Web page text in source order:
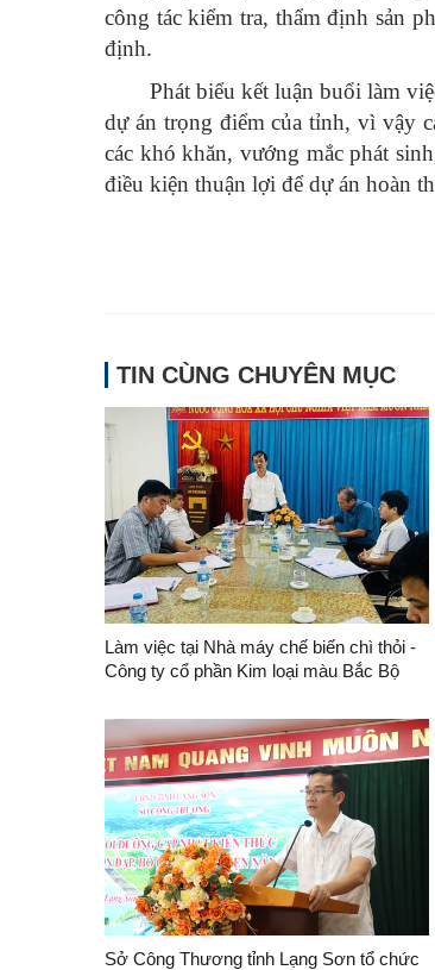
công tác kiểm tra, thẩm định sản
định.
Phát biểu kết luận buổi làm
dự án trọng điểm của tỉnh, vì vậy
các khó khăn, vướng mắc phát
điều kiện thuận lợi để dự án hoàn
TIN CÙNG CHUYÊN MỤC
Làm việc tại Nhà máy chế biến chì thỏi -
Công ty cổ phần Kim loại màu Bắc Bộ
Sở Công Thương tỉnh Lạng Sơn tổ chức